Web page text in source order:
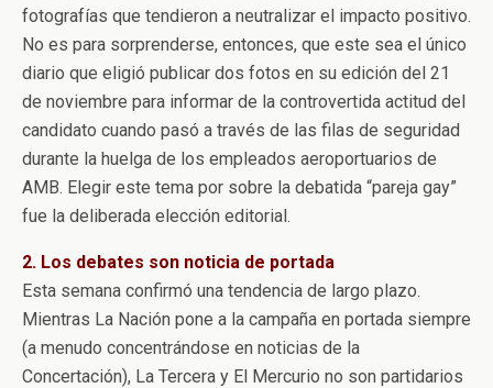
fotografías que tendieron a neutralizar el impacto positivo.
No es para sorprenderse, entonces, que este sea el único
diario que eligió publicar dos fotos en su edición del 21
de noviembre para informar de la controvertida actitud del
candidato cuando pasó a través de las filas de seguridad
durante la huelga de los empleados aeroportuarios de
AMB. Elegir este tema por sobre la debatida “pareja gay”
fue la deliberada elección editorial.
2. Los debates son noticia de portada
Esta semana confirmó una tendencia de largo plazo.
Mientras La Nación pone a la campaña en portada siempre
(a menudo concentrándose en noticias de la
Concertación), La Tercera y El Mercurio no son partidarios